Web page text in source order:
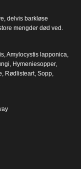
delvis barkløse
mengder død ved.
Amylocystis lapponica
Hymeniesopper,
Rødlisteart Sopp